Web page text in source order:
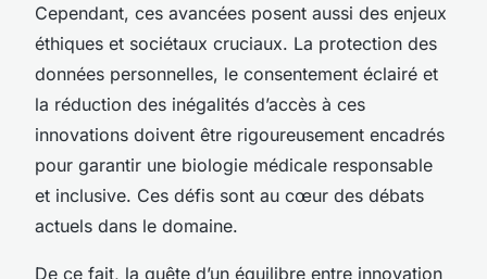
Cependant, ces avancées posent aussi des enjeux
éthiques et sociétaux cruciaux. La protection des
données personnelles, le consentement éclairé et
la réduction des inégalités d’accès à ces
innovations doivent être rigoureusement encadrés
pour garantir une biologie médicale responsable
et inclusive. Ces défis sont au cœur des débats
actuels dans le domaine.
De ce fait, la quête d’un équilibre entre innovation